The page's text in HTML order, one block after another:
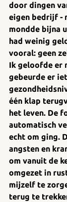
door dingen
eigen bedrijf -
mondde bijna
had weinig
vooral: geen
Ik geloofde er
gebeurde er
één klap
het leven. De
automatisch
echt om ging.
angsten en
om vanuit de
omgezet in
mijzelf te
terug te